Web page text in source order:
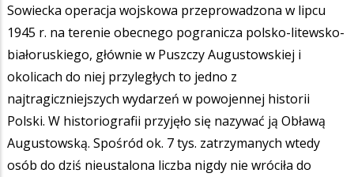
Sowiecka operacja wojskowa przeprowadzona w lipcu
1945 r. na terenie obecnego pogranicza polsko-litewsko-
białoruskiego, głównie w Puszczy Augustowskiej i
okolicach do niej przyległych to jedno z
najtragiczniejszych wydarzeń w powojennej historii
Polski. W historiografii przyjęło się nazywać ją Obławą
Augustowską. Spośród ok. 7 tys. zatrzymanych wtedy
osób do dziś nieustalona liczba nigdy nie wróciła do